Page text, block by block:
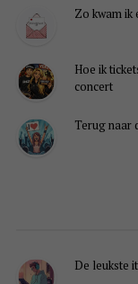
Zo kwam ik
Hoe ik
concert
Terug naar
De leukste
kunnen
ervoor
dat
je
inhoud
niet
kunt
uitgeschakeld.